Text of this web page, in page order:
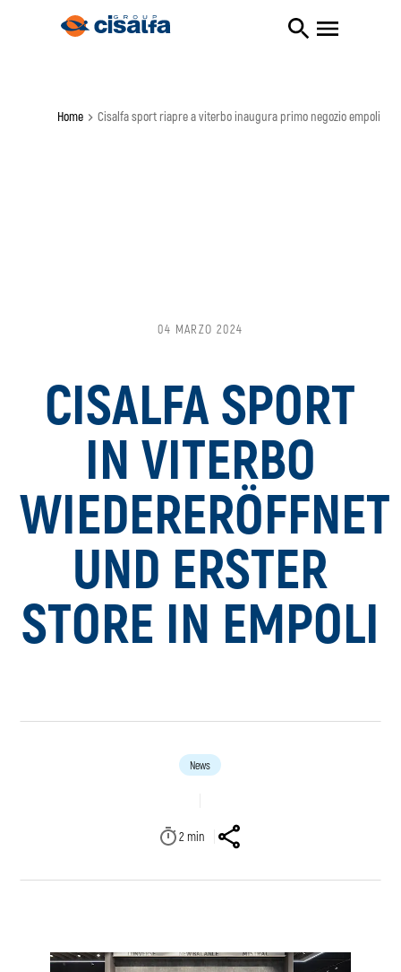
Home cisalfa sport riapre a viterbo inaugura primo negozio empoli
04 MARZO 2024
CISALFA SPORT
IN VITERBO
WIEDERERÖFFNET
UND ERSTER
STORE IN EMPOLI
News
2 min